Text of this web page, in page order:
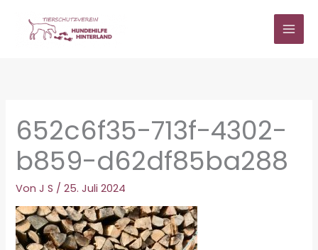
springen
652c6f35-713f-4302-
b859-d62df85ba288
VonJ S /25. Juli 2024